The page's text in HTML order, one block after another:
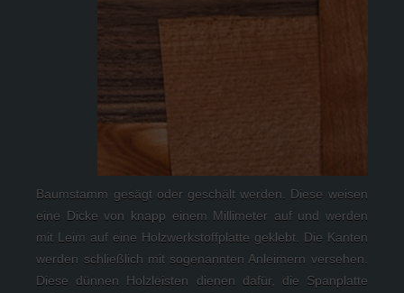
Baumstamm gesägt oder geschält werden. Diese weisen
eine Dicke von knapp einem Millimeter auf und werden
mit Leim auf eine Holzwerkstoffplatte geklebt. Die Kanten
werden schließlich mit sogenannten Anleimern versehen.
Diese dünnen Holzleisten dienen dafür, die Spanplatte